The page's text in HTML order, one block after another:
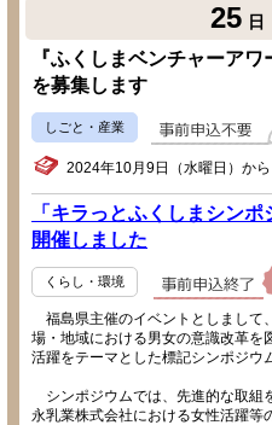
25 日
『ふくしまベンチャーア
を募集します
しごと・産業
2024年10月9日（水曜日）から
「キラっとふくしまシン
開催しました
くらし・環境
福島県主催のイベントとしまして
場・地域における男女の意識改革を
活躍をテーマとした標記シンポジウ
シンポジウムでは、先進的な取組
永乳業株式会社における女性活躍等